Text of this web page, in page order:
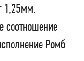
1,25мм.
соотношение
Ромб